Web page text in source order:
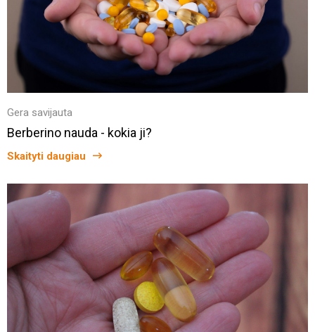
Gera savijauta
Berberino nauda - kokia ji?
Skaityti daugiau